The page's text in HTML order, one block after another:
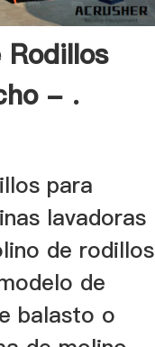
- .
para
lavadoras
de rodillos
de
balasto o